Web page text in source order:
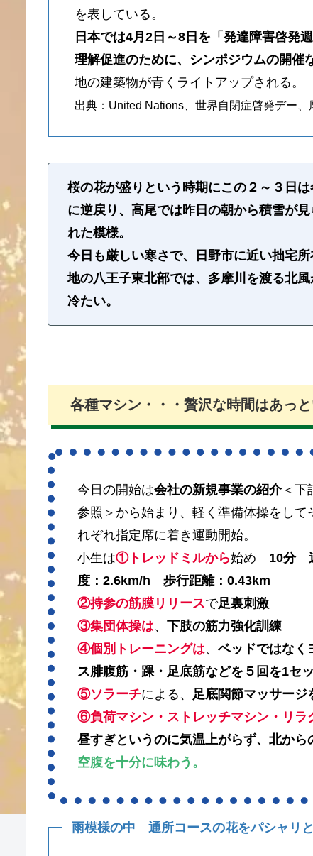
を表している。
日本では4月2日～8日を「発達障害啓発
理解促進のために、シンポジウムの開催
地の建築物が青くライトアップされる。
出典：United Nations、世界自閉症啓発デー、
桜の花が盛りという時期にこの２～３日は
に逆戻り、高尾では昨日の朝から積雪が見
れた模様。
今日も厳しい寒さで、日野市に近い拙宅所
地の八王子東北部では、多摩川を渡る北風
冷たい。
各種マシン・・・贅沢な時間はあっと
今日の開始は会社の新規事業の紹介＜下
参照＞から始まり、軽く準備体操をして
れぞれ指定席に着き運動開始。
小生は①トレッドミルから始め 10分
度：2.6km/h 歩行距離：0.43km
②持参の筋膜リリースで足裏刺激
③集団体操は、下肢の筋力強化訓練
④個別トレーニングは、ベッドではなく
ス腓腹筋・踝・足底筋などを５回を1セ
⑤ソラーチによる、 足底関節マッサージ
⑥負荷マシン・ストレッチマシン・リラ
昼すぎというのに気温上がらず、北から
空腹を十分に味わう。
雨模様の中 通所コースの花をパシャリと